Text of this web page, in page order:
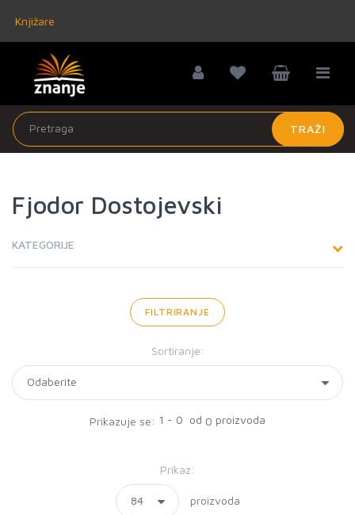
Knjižare
TRAŽI
Fjodor Dostojevski
KATEGORIJE
FILTRIRANJE
Sortiranje:
Prikazuje se: 1 - 0 od 0 proizvoda
Prikaz:
proizvoda